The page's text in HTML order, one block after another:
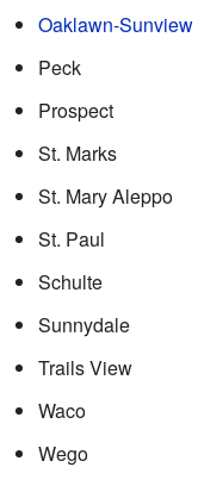
Oaklawn-Sunview
Peck
Prospect
St. Marks
St. Mary Aleppo
St. Paul
Schulte
Sunnydale
Trails View
Waco
Wego